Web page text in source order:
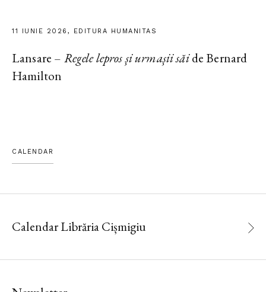
11 IUNIE 2026, EDITURA HUMANITAS
Lansare – Regele lepros și urmașii săide Bernard
Hamilton
CALENDAR
Calendar Librăria Cișmigiu